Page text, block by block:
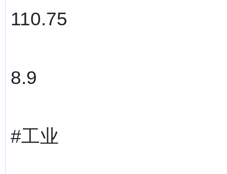
110.75
8.9
#工业